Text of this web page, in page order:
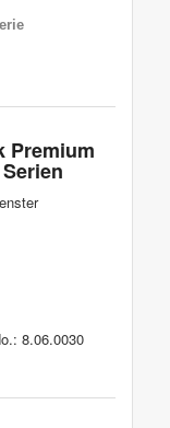
Premium
8.06.0030